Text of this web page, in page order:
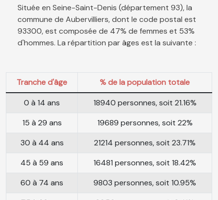
Située en Seine-Saint-Denis (département 93), la
commune de Aubervilliers, dont le code postal est
93300, est composée de 47% de femmes et 53%
d'hommes. La répartition par âges est la suivante :
Tranche d'âge
% de la population totale
0 à 14 ans
18940 personnes, soit 21.16%
15 à 29 ans
19689 personnes, soit 22%
30 à 44 ans
21214 personnes, soit 23.71%
45 à 59 ans
16481 personnes, soit 18.42%
60 à 74 ans
9803 personnes, soit 10.95%